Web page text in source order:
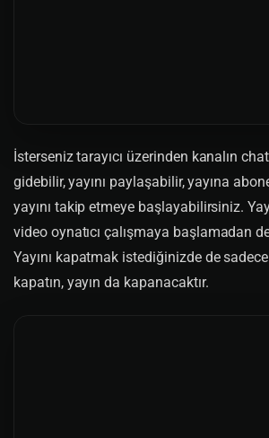
İsterseniz tarayıcı üzerinden kanalın
gidebilir, yayını paylaşabilir, yayına
yayını takip etmeye başlayabilirsiniz.
video oynatıcı çalışmaya başlamadan
Yayını kapatmak istediğinizde de sadece
kapatın, yayın da kapanacaktır.